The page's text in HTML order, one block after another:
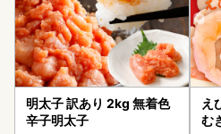
明太子 訳あり 2kg 無着色
辛子明太子
え
む